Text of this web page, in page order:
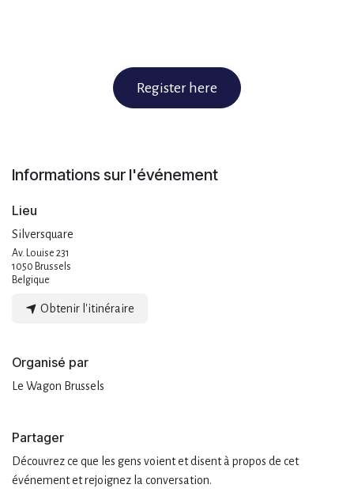
Register here
Informations sur l'événement
Lieu
Silversquare
Av. Louise 231
1050 Brussels
Belgique
Obtenir l'itinéraire
Organisé par
Le Wagon Brussels
Partager
Découvrez ce que les gens voient et disent à propos de cet
événement et rejoignez la conversation.